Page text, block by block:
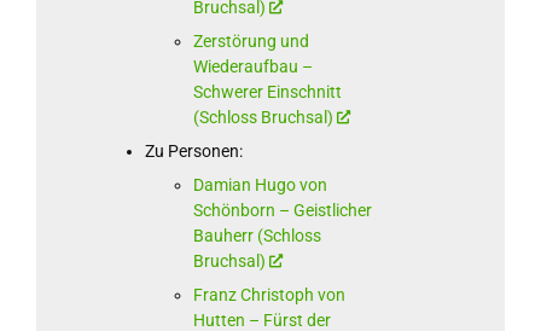
Bruchsal)
Zerstörung und
Wiederaufbau –
Schwerer Einschnitt
(Schloss Bruchsal)
Zu Personen:
Damian Hugo von
Schönborn – Geistlicher
Bauherr (Schloss
Bruchsal)
Franz Christoph von
Hutten – Fürst der